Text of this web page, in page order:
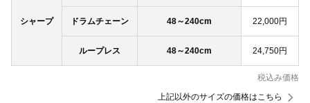
シャープ ドラムチェーン 48～240cm 22,000円
ループレス 48～240cm 24,750円
税込み価格
上記以外のサイズの価格はこちら